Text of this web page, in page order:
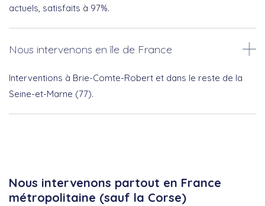
actuels, satisfaits à 97%.
Nous intervenons en île de France
Interventions à Brie-Comte-Robert et dans le reste de la
Seine-et-Marne (77).
Nous intervenons partout en France
métropolitaine (sauf la Corse)